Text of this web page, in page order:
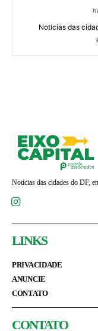
Notícias das
Notícias das cidades do DF,
LINKS
PRIVACIDADE
ANUNCIE
CONTATO
CONTATO